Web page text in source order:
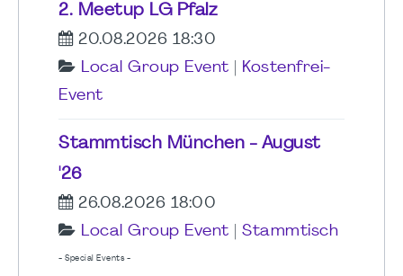
2. Meetup LG Pfalz
20.08.2026 18:30
Local Group Event
Kostenfrei-
Event
Stammtisch München - August
'26
26.08.2026 18:00
Local Group Event
Stammtisch
- Special Events -